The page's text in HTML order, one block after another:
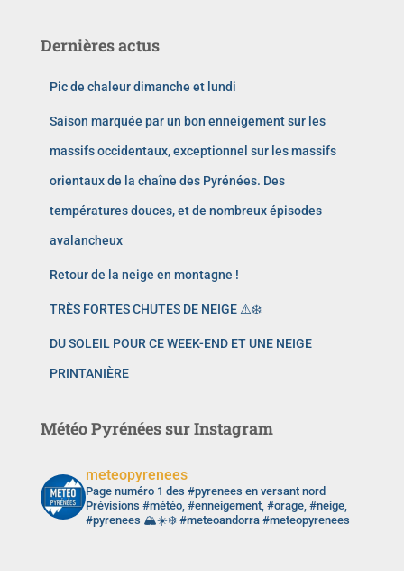
Dernières actus
Pic de chaleur dimanche et lundi
Saison marquée par un bon enneigement sur les
massifs occidentaux, exceptionnel sur les massifs
orientaux de la chaîne des Pyrénées. Des
températures douces, et de nombreux épisodes
avalancheux
Retour de la neige en montagne !
TRÈS FORTES CHUTES DE NEIGE ⚠️❄️
DU SOLEIL POUR CE WEEK-END ET UNE NEIGE
PRINTANIÈRE
Météo Pyrénées sur Instagram
meteopyrenees
Page numéro 1 des #pyrenees en versant nord
Prévisions #météo, #enneigement, #orage, #neige,
#pyrenees 🏔️☀️❄️ #meteoandorra #meteopyrenees